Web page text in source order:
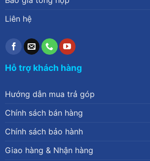
Liên hệ
Hỗ trợ khách hàng
Hướng dẫn mua trả góp
Chính sách bán hàng
Chính sách bảo hành
Giao hàng & Nhận hàng